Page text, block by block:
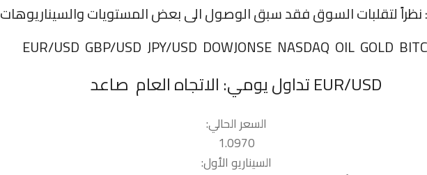
لتقلبات السوق فقد سبق الوصول الى بعض المستويات والسيناريوهات
السعر الحالي:
1.0970
السيناريو الأول: